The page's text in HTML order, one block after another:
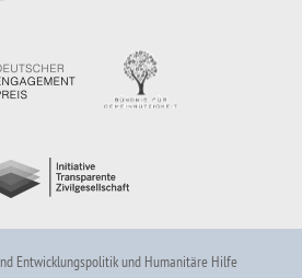
Entwicklungspolitik und Humanitäre Hilfe